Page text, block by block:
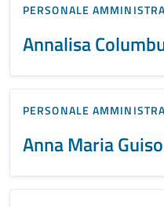
PERSONALE
Annalisa
PERSONALE
Anna Maria Guiso